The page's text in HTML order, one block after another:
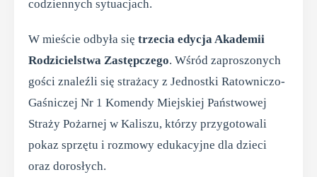
codziennych sytuacjach.
W mieście odbyła się trzecia edycja Akademii
Rodzicielstwa Zastępczego. Wśród zaproszonych
gości znaleźli się strażacy z Jednostki Ratowniczo-
Gaśniczej Nr 1 Komendy Miejskiej Państwowej
Straży Pożarnej w Kaliszu, którzy przygotowali
pokaz sprzętu i rozmowy edukacyjne dla dzieci
oraz dorosłych.